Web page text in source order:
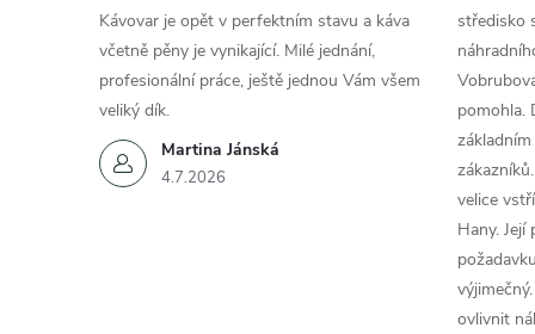
Martina Jánská
4.7.2026
Kávovar je opět v perfektním stavu a káva
včetně pěny je vynikající. Milé jednání,
profesionální práce, ještě jednou Vám všem
veliký dík.
středisko
pomohla.
velice
Hany.
ovlivnit